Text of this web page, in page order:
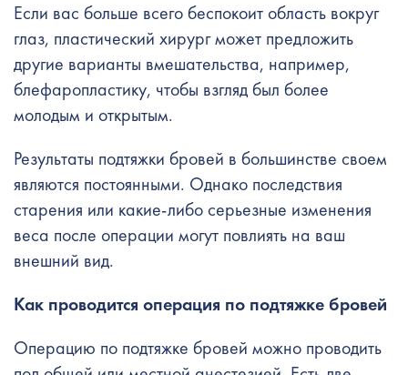
Если вас больше всего беспокоит область вокруг
глаз, пластический хирург может предложить
другие варианты вмешательства, например,
блефаропластику, чтобы взгляд был более
молодым и открытым.
Результаты подтяжки бровей в большинстве своем
являются постоянными. Однако последствия
старения или какие-либо серьезные изменения
веса после операции могут повлиять на ваш
внешний вид.
Как проводится операция по подтяжке бровей
Операцию по подтяжке бровей можно проводить